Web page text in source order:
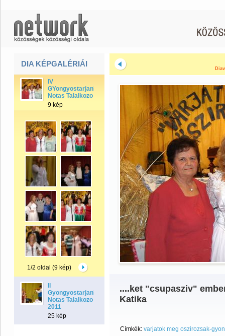
DIA KÉPGALÉRIÁI
IV
GYongyostarjani
Notas Talalkozo
9 kép
1/2 oldal (9 kép)
Gyongyostarjani
Notas Talalkozo
2011
25 kép
....ket "csupasziv"
Katika
Címkék: varjatok meg oszirozsak-